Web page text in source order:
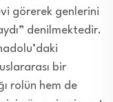
görerek genlerini
denilmektedir.
bir
rolün hem de